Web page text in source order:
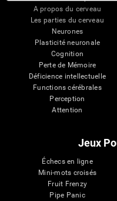
A propos du cerveau
Les parties du cerveau
Neurones
Plasticité neuronale
Cognition
Perte de Mémoire
Déficience intellectuelle
Functions cérébrales
Perception
Attention
Jeux
Échecs en ligne
Mini-mots croisés
Fruit Frenzy
Pipe Panic